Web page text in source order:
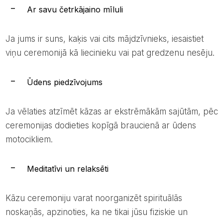
Ar savu četrkājaino mīluli
Ja jums ir suns, kaķis vai cits mājdzīvnieks, iesaistiet
viņu ceremonijā kā liecinieku vai pat gredzenu nesēju.
Ūdens piedzīvojums
Ja vēlaties atzīmēt kāzas ar ekstrēmākām sajūtām, pēc
ceremonijas dodieties kopīgā braucienā ar ūdens
motocikliem.
Meditatīvi un relaksēti
Kāzu ceremoniju varat noorganizēt spirituālās
noskaņās, apzinoties, ka ne tikai jūsu fiziskie un